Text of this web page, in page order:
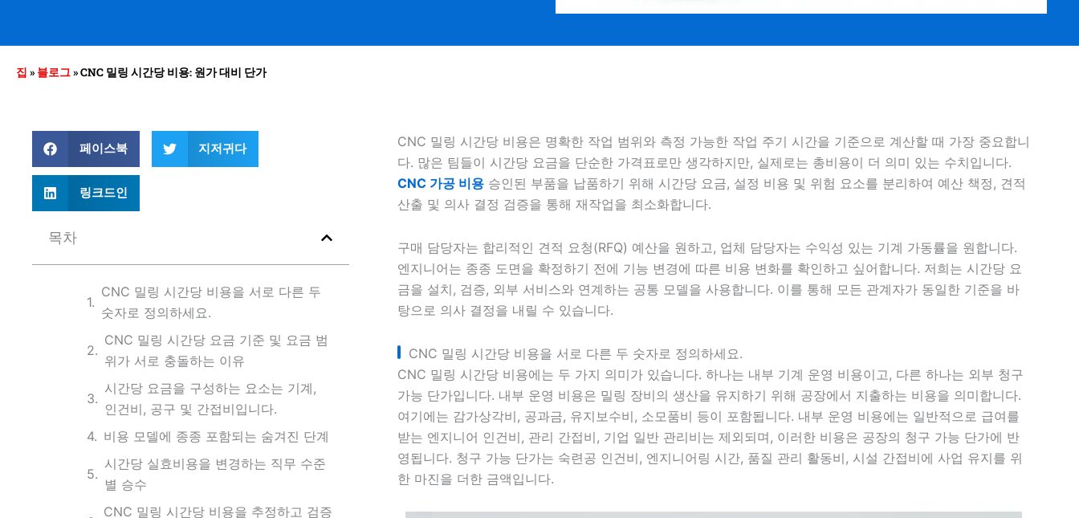
집 » 블로그»CNC 밀링 시간당 비용: 원가 대비 단가
페이스북 지저귀다
링크드인
목차
CNC 밀링 시간당 비용을 서로 다른 두
숫자로 정의하세요.
CNC 밀링 시간당 요금 기준 및 요금 범
위가 서로 충돌하는 이유
시간당 요금을 구성하는 요소는 기계,
인건비, 공구 및 간접비입니다.
비용 모델에 종종 포함되는 숨겨진 단계
시간당 실효비용을 변경하는 직무 수준
별 승수
CNC 밀링 시간당 비용을 추정하고 검증
CNC 밀링 시간당 비용은 명확한 작업 범위와 측정 가능한 작업 주기 시간을 기준으로 계산할 때 가장 중요합니
다. 많은 팀들이 시간당 요금을 단순한 가격표로만 생각하지만, 실제로는 총비용이 더 의미 있는 수치입니다.
CNC 가공 비용승인된 부품을 납품하기 위해 시간당 요금, 설정 비용 및 위험 요소를 분리하여 예산 책정, 견적
산출 및 의사 결정 검증을 통해 재작업을 최소화합니다.
구매 담당자는 합리적인 견적 요청(RFQ) 예산을 원하고, 업체 담당자는 수익성 있는 기계 가동률을 원합니다.
엔지니어는 종종 도면을 확정하기 전에 기능 변경에 따른 비용 변화를 확인하고 싶어합니다. 저희는 시간당 요
금을 설치, 검증, 외부 서비스와 연계하는 공통 모델을 사용합니다. 이를 통해 모든 관계자가 동일한 기준을 바
탕으로 의사 결정을 내릴 수 있습니다.
CNC 밀링 시간당 비용을 서로 다른 두 숫자로 정의하세요.
CNC 밀링 시간당 비용에는 두 가지 의미가 있습니다. 하나는 내부 기계 운영 비용이고, 다른 하나는 외부 청구
가능 단가입니다. 내부 운영 비용은 밀링 장비의 생산을 유지하기 위해 공장에서 지출하는 비용을 의미합니다.
여기에는 감가상각비, 공과금, 유지보수비, 소모품비 등이 포함됩니다. 내부 운영 비용에는 일반적으로 급여를
받는 엔지니어 인건비, 관리 간접비, 기업 일반 관리비는 제외되며, 이러한 비용은 공장의 청구 가능 단가에 반
영됩니다. 청구 가능 단가는 숙련공 인건비, 엔지니어링 시간, 품질 관리 활동비, 시설 간접비에 사업 유지를 위
한 마진을 더한 금액입니다.